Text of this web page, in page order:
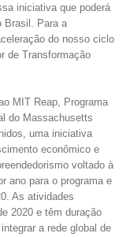
iniciativa que poderá
Brasil. Para a
do nosso ciclo
de Transformação
MIT Reap, Programa
do Massachusetts
uma iniciativa
econômico e
voltado à
ano para o programa e
As atividades
2020 e têm duração
a rede global de